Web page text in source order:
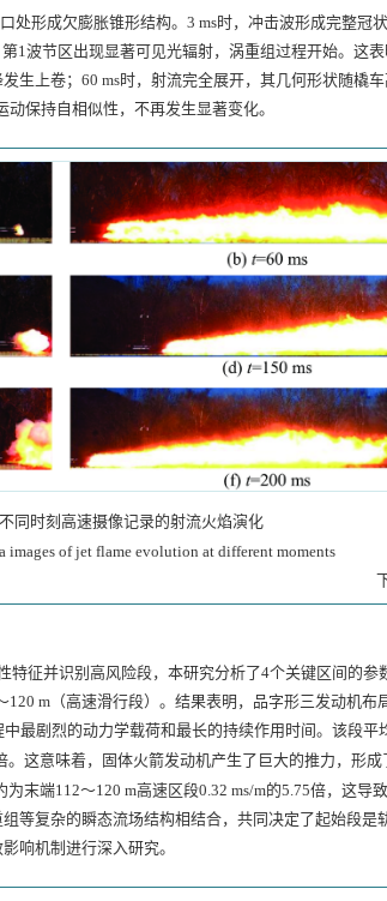
处形成欠膨胀锥形结构。3 ms时，冲击波形成完整冠
1波节区出现显著可见光辐射，涡重组过程开始。这
生上卷；60 ms时，射流完全展开，其几何形状随橇
保持自相似性，不再发生显著变化。
同时刻高速摄像记录的射流火焰演化
images of jet flame evolution at different moments
征并识别高风险段，本研究分析了4个关键区间的参
m（高速滑行段）。结果表明，品字形三发动机布
最剧烈的动力学载荷和最长的持续作用时间。该段平
。这意味着，固体火箭发动机产生了巨大的推力，形
末端112～120 m高速区段0.32 ms/m的5.75倍，这导
等复杂的瞬态流场结构相结合，共同决定了起始段是
响机制进行深入研究。